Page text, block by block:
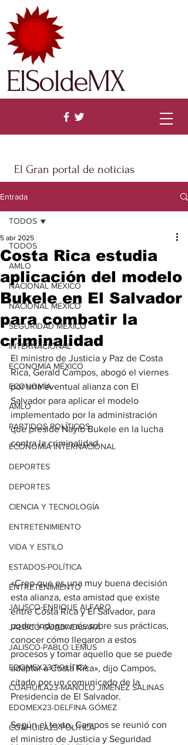
El Gran portal de noticias
ElSoldeMX
Entrada
TODOS
AMLO
NACIONAL MÉXICO
NACIONAL MÉXICO
SEGURIDAD MÉXICO
INTERNACIONAL
ECONOMÍA MÉXICO
ECONOMÍA
AMLO
PARTIDOS POLÍTICOS
ECONOMÍA INTERNACIONAL
DEPORTES
DEPORTES
CIENCIA Y TECNOLOGÍA
ENTRETENIMIENTO
VIDA Y ESTILO
ESTADOS-POLÍTICA
ENTRETENIMIENTO
JALISCO-ENRIQUE ALFARO
JALISCO-GUADALAJARA
JALISCO-PABLO LEMUS
EDOMEX23-POLÍTICA
COAHUILA23-MANOLO JIMÉNEZ SALINAS
EDOMEX23-DELFINA GÓMEZ
COAHUILA23-POLÍTICA
TODOS
Costa Rica estudia
aplicación del modelo
Bukele en El Salvador
para combatir la
criminalidad
5 abr 2025
El ministro de Justicia y Paz de Costa
Rica, Gerald Campos, abogó el viernes
por una eventual alianza con El
Salvador para aplicar el modelo
implementado por la administración
que preside Nayib Bukele en la lucha
contra la criminalidad.
«Creo que es una muy buena decisión
esta alianza, esta amistad que existe
entre Costa Rica y El Salvador, para
poder indagar más sobre sus prácticas,
conocer cómo llegaron a estos
procesos y tomar aquello que se puede
adaptar a Costa Rica», dijo Campos,
citado por un comunicado de la
Presidencia de El Salvador.
Según el texto, Campos se reunió con
el ministro de Justicia y Seguridad